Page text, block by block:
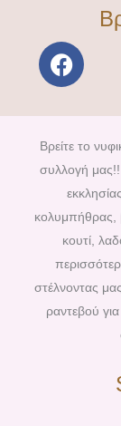
F
a
e
b
o
o
k
Βρείτε το
συλλογή
κολυμπήθρας,
κουτί,
στέλνοντας
ραντεβού